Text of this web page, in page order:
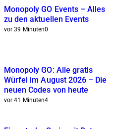
Monopoly GO Events – Alles
zu den aktuellen Events
vor 39 Minuten0
Monopoly GO: Alle gratis
Würfel im August 2026 – Die
neuen Codes von heute
vor 41 Minuten4